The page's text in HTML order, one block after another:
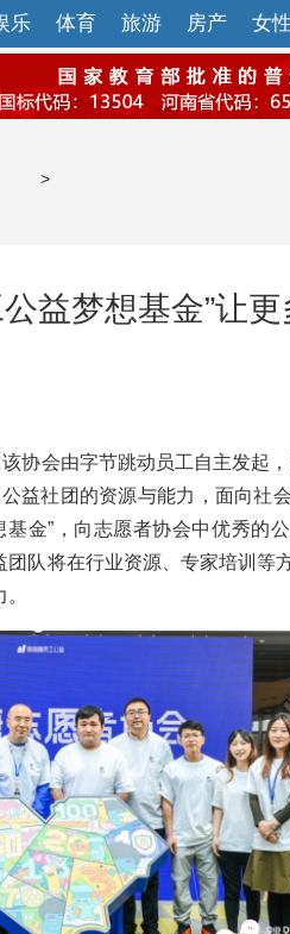
乐 体育 旅游 房产 女性
>
益梦想基金”让更
会由字节跳动员工自主发起，
益社团的资源与能力，面向社
金”，向志愿者协会中优秀的
队将在行业资源、专家培训等